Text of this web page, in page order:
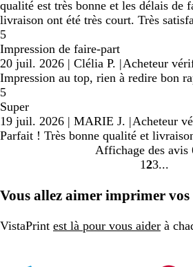
qualité est très bonne et les délais de
livraison ont été très court. Très
5
Impression de faire-part
20 juil. 2026 | Clélia P. |Acheteur
Impression au top, rien à redire bon
5
Super
19 juil. 2026 | MARIE J. |Acheteur
Parfait ! Très bonne qualité et
Affichage des avis
Accéder
la
1 Accéder
la
2Accéder
la
3
Vous allez aimer imprimer vos
VistaPrint est là pour vous aider à